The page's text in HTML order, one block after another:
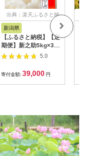
出典：楽天ふるさと納
新潟県
【ふるさと納税】【定
期便】新之助5kg×3ヶ
月連続お届け 米 お
米 新潟 新潟県 | お
米 こめ 白米 食品 人
気 おすすめ 送料無料
5.0
寄付金額: 39,000 円